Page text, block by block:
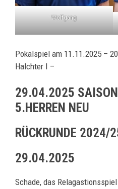
Wolfgang
Pokalspiel am 11.11.2025 –
Halchter I –
29.04.2025
5.HERREN NEU
RÜCKRUNDE 2024/
29.04.2025
Schade, das